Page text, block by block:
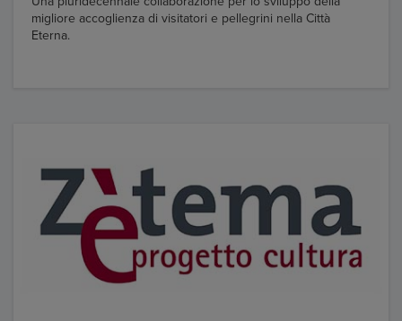
migliore accoglienza di visitatori e pellegrini nella Città
Eterna.